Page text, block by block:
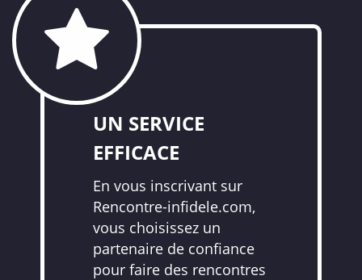
UN SERVICE
EFFICACE
En vous inscrivant sur
Rencontre-infidele.com,
vous choisissez un
partenaire de confiance
pour faire des rencontres